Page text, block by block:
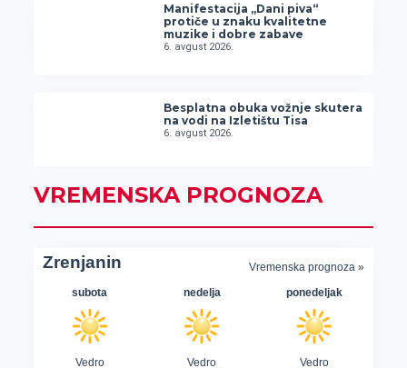
Manifestacija „Dani piva“
protiče u znaku kvalitetne
muzike i dobre zabave
6. avgust 2026.
Besplatna obuka vožnje skutera
na vodi na Izletištu Tisa
6. avgust 2026.
VREMENSKA PROGNOZA